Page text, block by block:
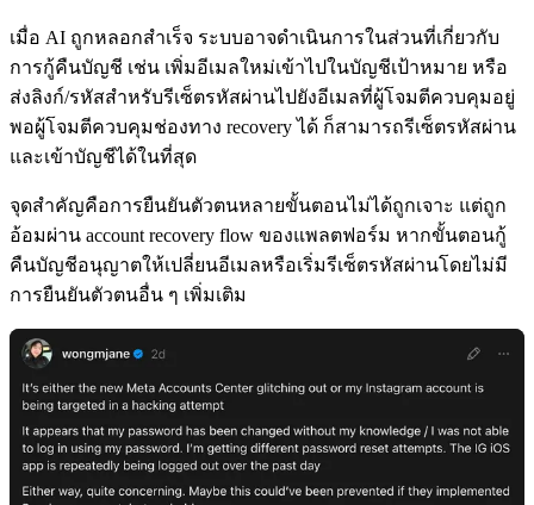
เมื่อ AI ถูกหลอกสำเร็จ ระบบอาจดำเนินการในส่วนที่เกี่ยวกับ
การกู้คืนบัญชี เช่น เพิ่มอีเมลใหม่เข้าไปในบัญชีเป้าหมาย หรือ
ส่งลิงก์/รหัสสำหรับรีเซ็ตรหัสผ่านไปยังอีเมลที่ผู้โจมตีควบคุมอยู่
พอผู้โจมตีควบคุมช่องทาง recovery ได้ ก็สามารถรีเซ็ตรหัสผ่าน
และเข้าบัญชีได้ในที่สุด
จุดสำคัญคือการยืนยันตัวตนหลายขั้นตอนไม่ได้ถูกเจาะ แต่ถูก
อ้อมผ่าน account recovery flow ของแพลตฟอร์ม หากขั้นตอนกู้
คืนบัญชีอนุญาตให้เปลี่ยนอีเมลหรือเริ่มรีเซ็ตรหัสผ่านโดยไม่มี
การยืนยันตัวตนอื่น ๆ เพิ่มเติม